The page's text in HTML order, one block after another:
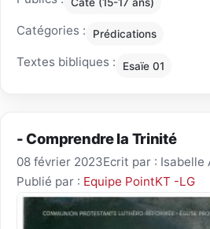
Catégories : Prédications
Textes bibliques : Esaïe 01
- Comprendre la Trinité
08 février 2023Ecrit par : Isabelle
Publié par : Equipe PointKT -LG